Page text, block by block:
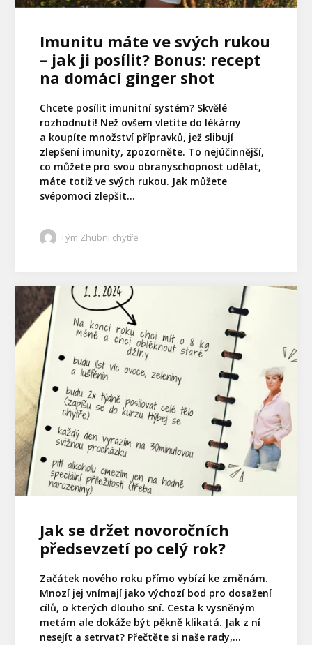
Imunitu máte ve svých rukou
– jak ji posílit? Bonus: recept
na domácí ginger shot
Chcete posílit imunitní systém? Skvělé
rozhodnutí! Než ovšem vletíte do lékárny
a koupíte množství přípravků, jež slibují
zlepšení imunity, zpozorněte. To nejúčinnější,
co můžete pro svou obranyschopnost udělat,
máte totiž ve svých rukou. Jak můžete
svépomoci zlepšit...
Tým Zhubni chytře
Jak se držet novoročních
předsevzetí po celý rok?
Začátek nového roku přímo vybízí ke změnám.
Mnozí jej vnímají jako výchozí bod pro dosažení
cílů, o kterých dlouho sní. Cesta k vysněným
metám ale dokáže být pěkně klikatá. Jak z ní
nesejít a setrvat? Přečtěte si naše rady,...